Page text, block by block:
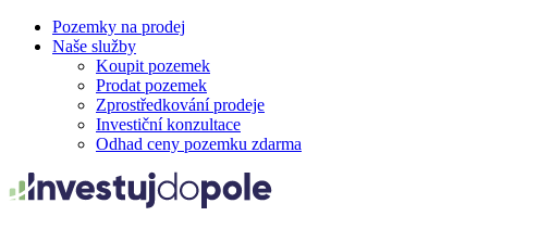
Pozemky na prodej
Naše služby
Koupit pozemek
Prodat pozemek
Zprostředkování prodeje
Investiční konzultace
Odhad ceny pozemku zdarma